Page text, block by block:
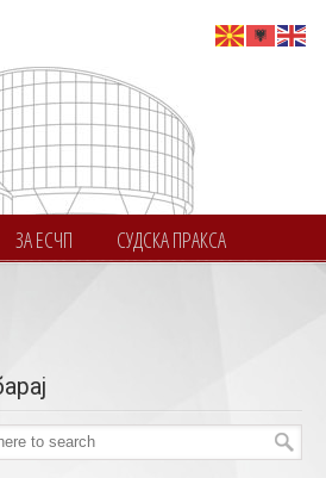
ЗА ЕСЧП СУДСКА ПРАКСА